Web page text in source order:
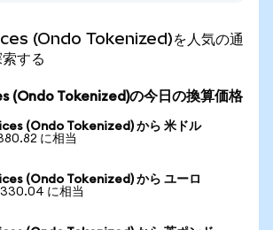
(Ondo Tokenized)を人気の通
する
(Ondo Tokenized)の今日の換算価格
(Ondo Tokenized) から 米ドル
に相当
(Ondo Tokenized) から ユーロ
に相当